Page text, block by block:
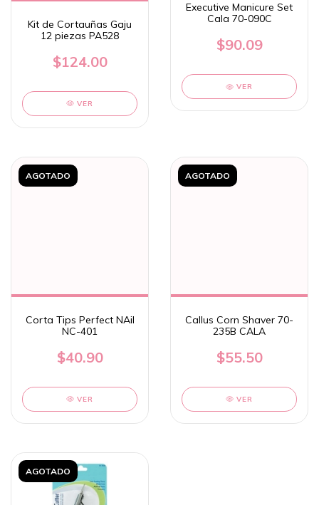
Kit de Cortauñas Gaju
12 piezas PA528
$124.00
VER
Executive Manicure Set
Cala 70-090C
$90.09
VER
AGOTADO
Corta Tips Perfect NAil
NC-401
$40.90
VER
AGOTADO
Callus Corn Shaver 70-
235B CALA
$55.50
VER
AGOTADO